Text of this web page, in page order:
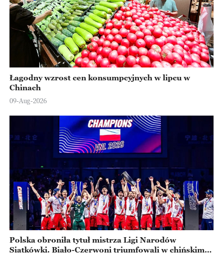
Łagodny wzrost cen konsumpcyjnych w lipcu w
Chinach
09-Aug-2026
Polska obroniła tytuł mistrza Ligi Narodów
Siatkówki. Biało-Czerwoni triumfowali w chińskim